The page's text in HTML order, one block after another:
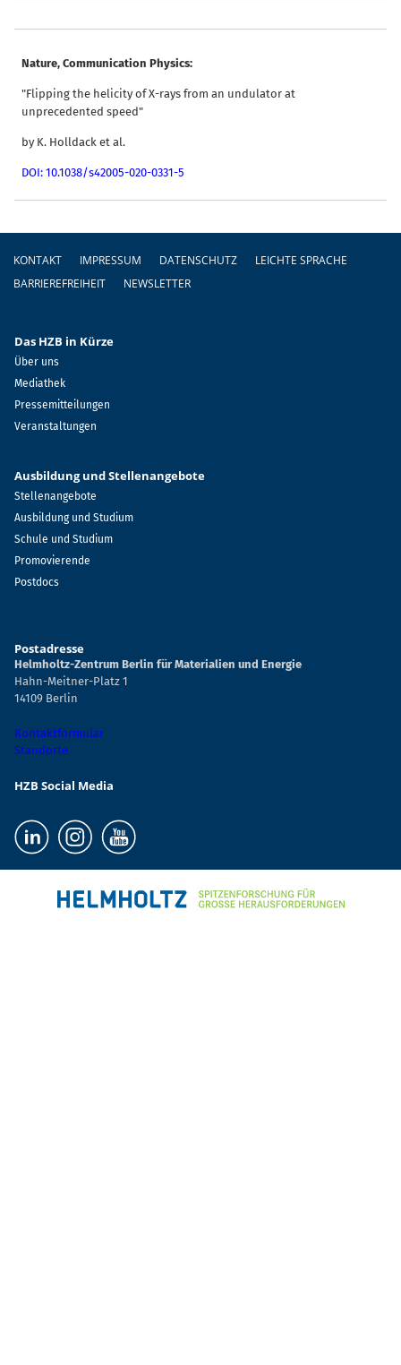
Nature, Communication Physics:
"Flipping the helicity of X-rays from an undulator at
unprecedented speed"
by K. Holldack et al.
DOI: 10.1038/s42005-020-0331-5
Fußzeile
KONTAKT IMPRESSUM DATENSCHUTZ
LEICHTE SPRACHE
BARRIEREFREIHEIT
NEWSLETTER
Das HZB in Kürze
Über uns
Mediathek
Pressemitteilungen
Veranstaltungen
Ausbildung und Stellenangebote
Stellenangebote
Ausbildung und Studium
Schule und Studium
Promovierende
Postdocs
Postadresse
Helmholtz-Zentrum Berlin für Materialien und Energie
Hahn-Meitner-Platz 1
14109 Berlin
Kontaktformular
Standorte
HZB Social Media